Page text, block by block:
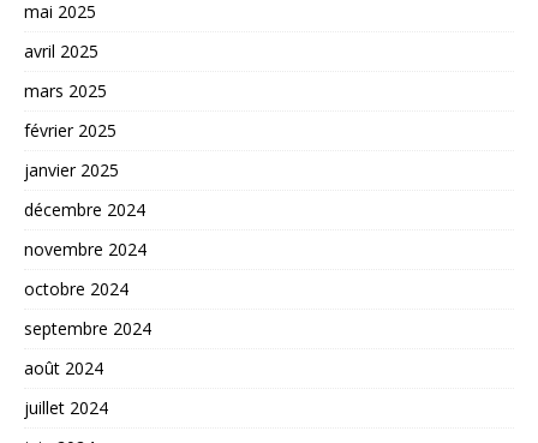
mai 2025
avril 2025
mars 2025
février 2025
janvier 2025
décembre 2024
novembre 2024
octobre 2024
septembre 2024
août 2024
juillet 2024